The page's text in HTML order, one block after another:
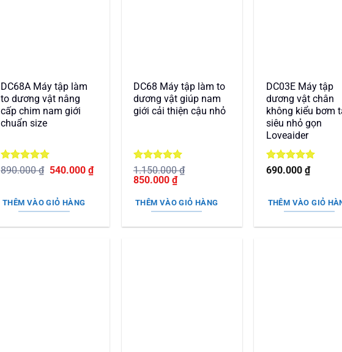
DC68A Máy tập làm
to dương vật nâng
cấp chim nam giới
chuẩn size
Được xếp
890.000₫ Giá
890.000 ₫.
540.000 ₫Giá
hiện
540.000 ₫.
THÊM VÀO GIỎ HÀNG
DC68 Máy tập làm to
dương vật giúp nam
giới cải thiện cậu nhỏ
Được xếp
hạng55
1.150.000₫
Giá
là:
1.150.000 ₫.
850.000 ₫Giá
hiện
tại
là:
THÊM VÀO GIỎ HÀNG
DC03E Máy tập
dương vật chân
không kiểu bơm
siêu nhỏ gọn
Loveaider
Được xếp
690.000 ₫
THÊM VÀO GIỎ